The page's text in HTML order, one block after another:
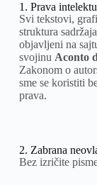
1. Prava
Svi tekstovi,
struktura
objavljeni na
svojinu Aconto
Zakonom o
sme se koristiti
prava.
2. Zabrana
Bez izričite